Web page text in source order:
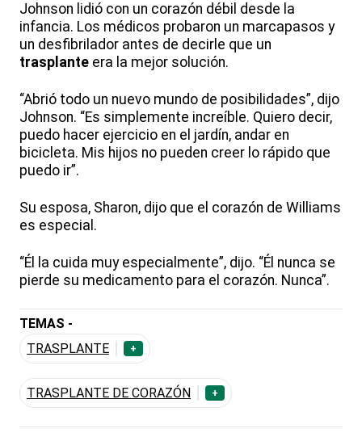
Johnson lidió con un corazón débil desde la
infancia. Los médicos probaron un marcapasos y
un desfibrilador antes de decirle que un
trasplante era la mejor solución.
“Abrió todo un nuevo mundo de posibilidades”, dijo
Johnson. “Es simplemente increíble. Quiero decir,
puedo hacer ejercicio en el jardín, andar en
bicicleta. Mis hijos no pueden creer lo rápido que
puedo ir”.
Su esposa, Sharon, dijo que el corazón de Williams
es especial.
“Él la cuida muy especialmente”, dijo. “Él nunca se
pierde su medicamento para el corazón. Nunca”.
TEMAS -
TRASPLANTE
+
TRASPLANTE DE CORAZÓN +